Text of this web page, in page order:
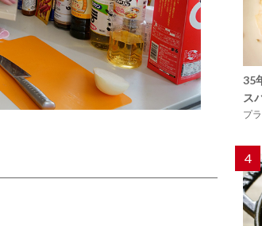
35
ス
プ
4